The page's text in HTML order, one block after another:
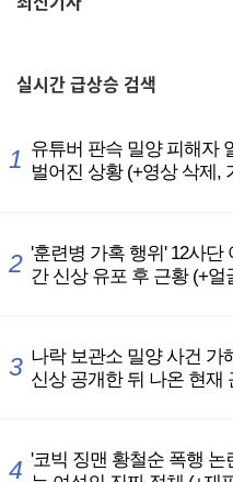
실시간급상승 검색